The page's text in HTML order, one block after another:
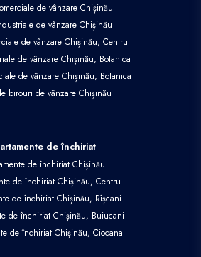
de vânzare Chișinău
de vânzare Chișinău
de vânzare Chișinău, Centru
de vânzare Chișinău, Botanica
de vânzare Chișinău, Botanica
birouri de vânzare Chișinău
de închiriat
de închiriat Chișinău
de închiriat Chișinău, Centru
de închiriat Chișinău, Rîșcani
de închiriat Chișinău, Buiucani
de închiriat Chișinău, Ciocana